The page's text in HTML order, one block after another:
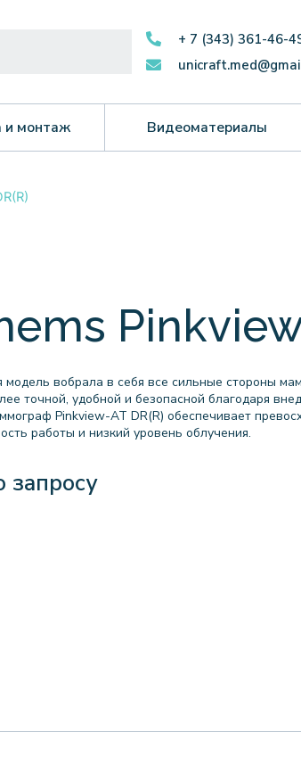
+ 7 (343) 361-46-
и монтаж Видеоматериалы
вобрала в себя все сильные стороны
точной, удобной и безопасной благодаря
Pinkview-AT DR(R) обеспечивает
работы и низкий уровень облучения.
запросу